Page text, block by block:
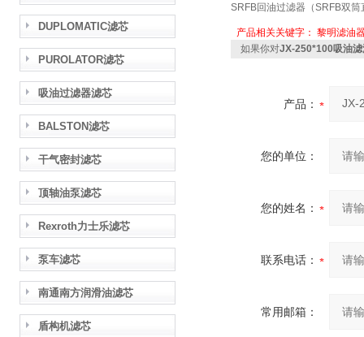
DUPLOMATIC滤芯
PUROLATOR滤芯
吸油过滤器滤芯
BALSTON滤芯
干气密封滤芯
顶轴油泵滤芯
Rexroth力士乐滤芯
泵车滤芯
南通南方润滑油滤芯
盾构机滤芯
SRFB回油过滤器（SRFB双
产品相关关键字： 黎明滤油
如果你对JX-250*100吸油滤
产品：
您的单位：
您的姓名：
联系电话：
常用邮箱：